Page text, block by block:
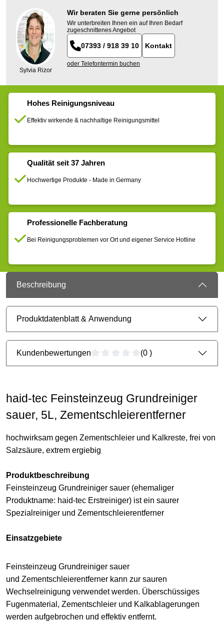
Sylvia Rizor
Wir beraten Sie gerne persönlich
Wir unterbreiten Ihnen ein auf Ihren Bedarf
zugeschnittenes Angebot
07393 / 918 39 10 Kontakt
oder Telefontermin buchen
Hohes Reinigungsniveau
Effektiv wirkende & nachhaltige Reinigungsmittel
Qualität seit 37 Jahren
Hochwertige Produkte - Made in Germany
Professionelle Fachberatung
Bei Reinigungsproblemen vor Ort und eigener Service Hotline
Beschreibung
Produktdatenblatt & Anwendung
Kundenbewertungen (0 )
haid-tec Feinsteinzeug Grundreiniger
sauer, 5L, Zementschleierentferner
hochwirksam gegen Zementschleier und Kalkreste, frei von
Salzsäure, extrem ergiebig
Produktbeschreibung
Feinsteinzeug Grundreiniger sauer (ehemaliger
Produktname: haid-tec Erstreiniger) ist ein saurer
Spezialreiniger und Zementschleierentferner
Einsatzgebiete
Feinsteinzeug Grundreiniger sauer
und Zementschleierentferner kann zur sauren
Wechselreinigung verwendet werden. Überschüssiges
Fugenmaterial, Zementschleier und Kalkablagerungen
werden aufgebrochen und effektiv entfernt.